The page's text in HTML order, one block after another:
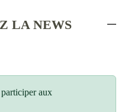
LA NEWS
aux